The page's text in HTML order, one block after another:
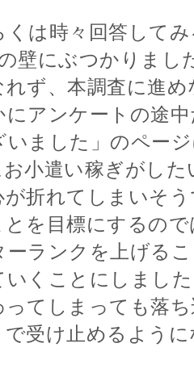
は時々回答して
壁にぶつかりまし
ず、本調査に進
にアンケートの途
いました」のペー
小遣い稼ぎがした
が折れてしまいそ
を目標にするの
ーランクを上げる
いくことにしまし
てしまっても落
受け止めるよう